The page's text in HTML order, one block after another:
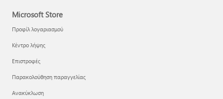
Microsoft Store
Προφίλ λογαριασμού
Κέντρο λήψης
Επιστροφές
Παρακολούθηση παραγγελίας
Ανακύκλωση